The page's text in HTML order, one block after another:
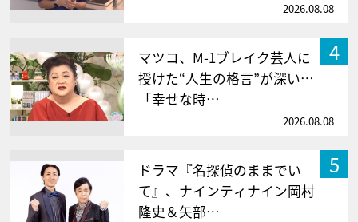
2026.08.08
4
マツコ、M-1ブレイク芸人に
授けた“人生の格言”が深い…
「幸せな時…
2026.08.08
5
ドラマ『名探偵のままでい
て』、ナインティナイン岡村
隆史＆矢部…